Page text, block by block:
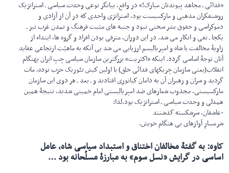
«فدائی ـ مجاهد پیوندتان مبارک!» در واقع، بیانگر نوعی وحدت سیاسی ـ استراتژیک
روشنفكران مذهبی و ماركسیست بود، استراتژی واحدی كه در آن از آزادی و
دموكراسی و حقوق بشر سخنی نبود و جنبه های مثبت فرهنگ و تمدن غرب نیز ـ
یكجا ـ نفی و انكار می شد. در این دوران، مترقی بودن افراد و گروه ها، ابتداء از
زاویۀ مخالفت با شاه و امپریالیسم ارزیابی می شد بی آنكه به ماهیّت ارتجاعی عقاید
آنان توجۀ اساسی گردد. اینكه «اكثریت» بزرگترین سازمان سیاسی چپ ایران بهنگام
انقلاب(یعنی سازمان چریكهای فدائی خلق) با اولین كیش تئوریک حزب توده، مات
گردید و سران و رهبران آن به دامان كیانوری افتادند و ـ بعد ـ هر دوی این سازمان
ماركسیستی، مجذوب شعارهای ضد امپریالیستی امام خمینی شدند، نتیجۀ همین
همدلی و وحدت سیاسی ـ استراتژیک بود.لذا:
-عاشقان، سرشكسته گذشتند
شرمسارِ آوازهای بی هنگام خویش.
کاوه:به گفتۀ مخالفان اختناق و استبداد سیاسی شاه، عامل
اساسی در گرایش «نسل سوم» به مبارزۀ مسلّحانه بود…